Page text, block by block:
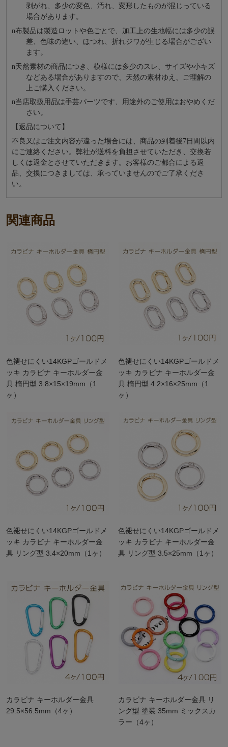
剥がれ、多少の変色、汚れ、変形したものが混じっている
場合があります。
n布製品は製造ロットや色ごとで、加工上の生地幅には多少の誤
差、色味の違い、ほつれ、折れジワが生じる場合がござい
ます。
n天然素材の商品につき、模様には多少のスレ、サイズや小キズ
などある場合がありますので、天然の素材ゆえ、ご理解の
上ご購入ください。
n当店取扱用品は⼿芸パーツです、⽤途外のご使⽤はおやめくだ
さい。
【返品について】
不良又はご注文内容が違った場合には、商品の到着後7日間以内
にご連絡ください。弊社が送料を負担させていただき、交換若
しくは返金とさせていただきます。お客様のご都合による返
品、交換につきましては、承っていませんのでご了承くださ
い。
関連商品
色褪せにくい14KGPゴールドメ
ッキ カラビナ キーホルダー金
具 楕円型 3.8×15×19mm（1
ヶ）
色褪せにくい14KGPゴールドメ
ッキ カラビナ キーホルダー金
具 楕円型 4.2×16×25mm（1
ヶ）
色褪せにくい14KGPゴールドメ
ッキ カラビナ キーホルダー金
具 リング型 3.4×20mm（1ヶ）
色褪せにくい14KGPゴールドメ
ッキ カラビナ キーホルダー金
具 リング型 3.5×25mm（1ヶ）
カラビナ キーホルダー金具
29.5×56.5mm（4ヶ）
カラビナ キーホルダー金具 リ
ング型 塗装 35mm ミックスカ
ラー（4ヶ）